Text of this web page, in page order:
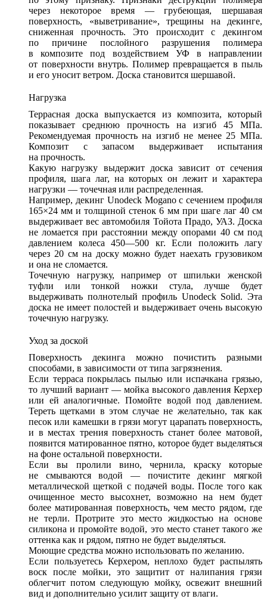
через некоторое время — грубеющая, шершавая
поверхность, «выветривание», трещины на декинге,
сниженная прочность. Это происходит с декингом
по причине послойного разрушения полимера
в композите под воздействием УФ в направлении
от поверхности внутрь. Полимер превращается в пыль
и его уносит ветром. Доска становится шершавой.
Нагрузка
Террасная доска выпускается из композита, который
показывает среднюю прочность на изгиб 45 МПа.
Рекомендуемая прочность на изгиб не менее 25 МПа.
Композит с запасом выдерживает испытания
на прочность.
Какую нагрузку выдержит доска зависит от сечения
профиля, шага лаг, на которых он лежит и характера
нагрузки — точечная или распределенная.
Например, декинг Unodeck Mogano с сечением профиля
165×24 мм и толщиной стенок 6 мм при шаге лаг 40 см
выдерживает вес автомобиля Тойота Прадо, УАЗ. Доска
не ломается при расстоянии между опорами 40 см под
давлением колеса 450—500 кг. Если положить лагу
через 20 см на доску можно будет наехать грузовиком
и она не сломается.
Точечную нагрузку, например от шпильки женской
туфли или тонкой ножки стула, лучше будет
выдерживать полнотелый профиль Unodeck Solid. Эта
доска не имеет полостей и выдерживает очень высокую
точечную нагрузку.
Уход за доской
Поверхность декинга можно почистить разными
способами, в зависимости от типа загрязнения.
Если терраса покрылась пылью или испачкана грязью,
то лучший вариант — мойка высокого давления Керхер
или ей аналогичные. Помойте водой под давлением.
Тереть щетками в этом случае не желательно, так как
песок или камешки в грязи могут царапать поверхность,
и в местах трения поверхность станет более матовой,
появится матированное пятно, которое будет выделяться
на фоне остальной поверхности.
Если вы пролили вино, чернила, краску которые
не смываются водой — почистите декинг мягкой
металлической щеткой с подачей воды. После того как
очищенное место высохнет, возможно на нем будет
более матированная поверхность, чем место рядом, где
не терли. Протрите это место жидкостью на основе
силикона и промойте водой, это место станет такого же
оттенка как и рядом, пятно не будет выделяться.
Моющие средства можно использовать по желанию.
Если пользуетесь Керхером, неплохо будет распылять
воск после мойки, это защитит от налипания грязи
облегчит потом следующую мойку, освежит внешний
вид и дополнительно усилит защиту от влаги.